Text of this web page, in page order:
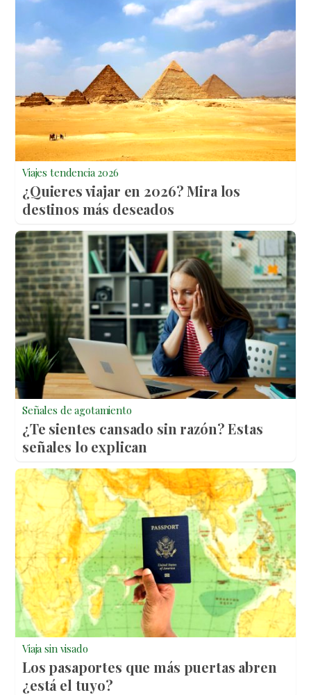
Viajes tendencia 2026
¿Quieres viajar en 2026? Mira los
destinos más deseados
Señales de agotamiento
¿Te sientes cansado sin razón? Estas
señales lo explican
Viaja sin visado
Los pasaportes que más puertas abren
¿está el tuyo?